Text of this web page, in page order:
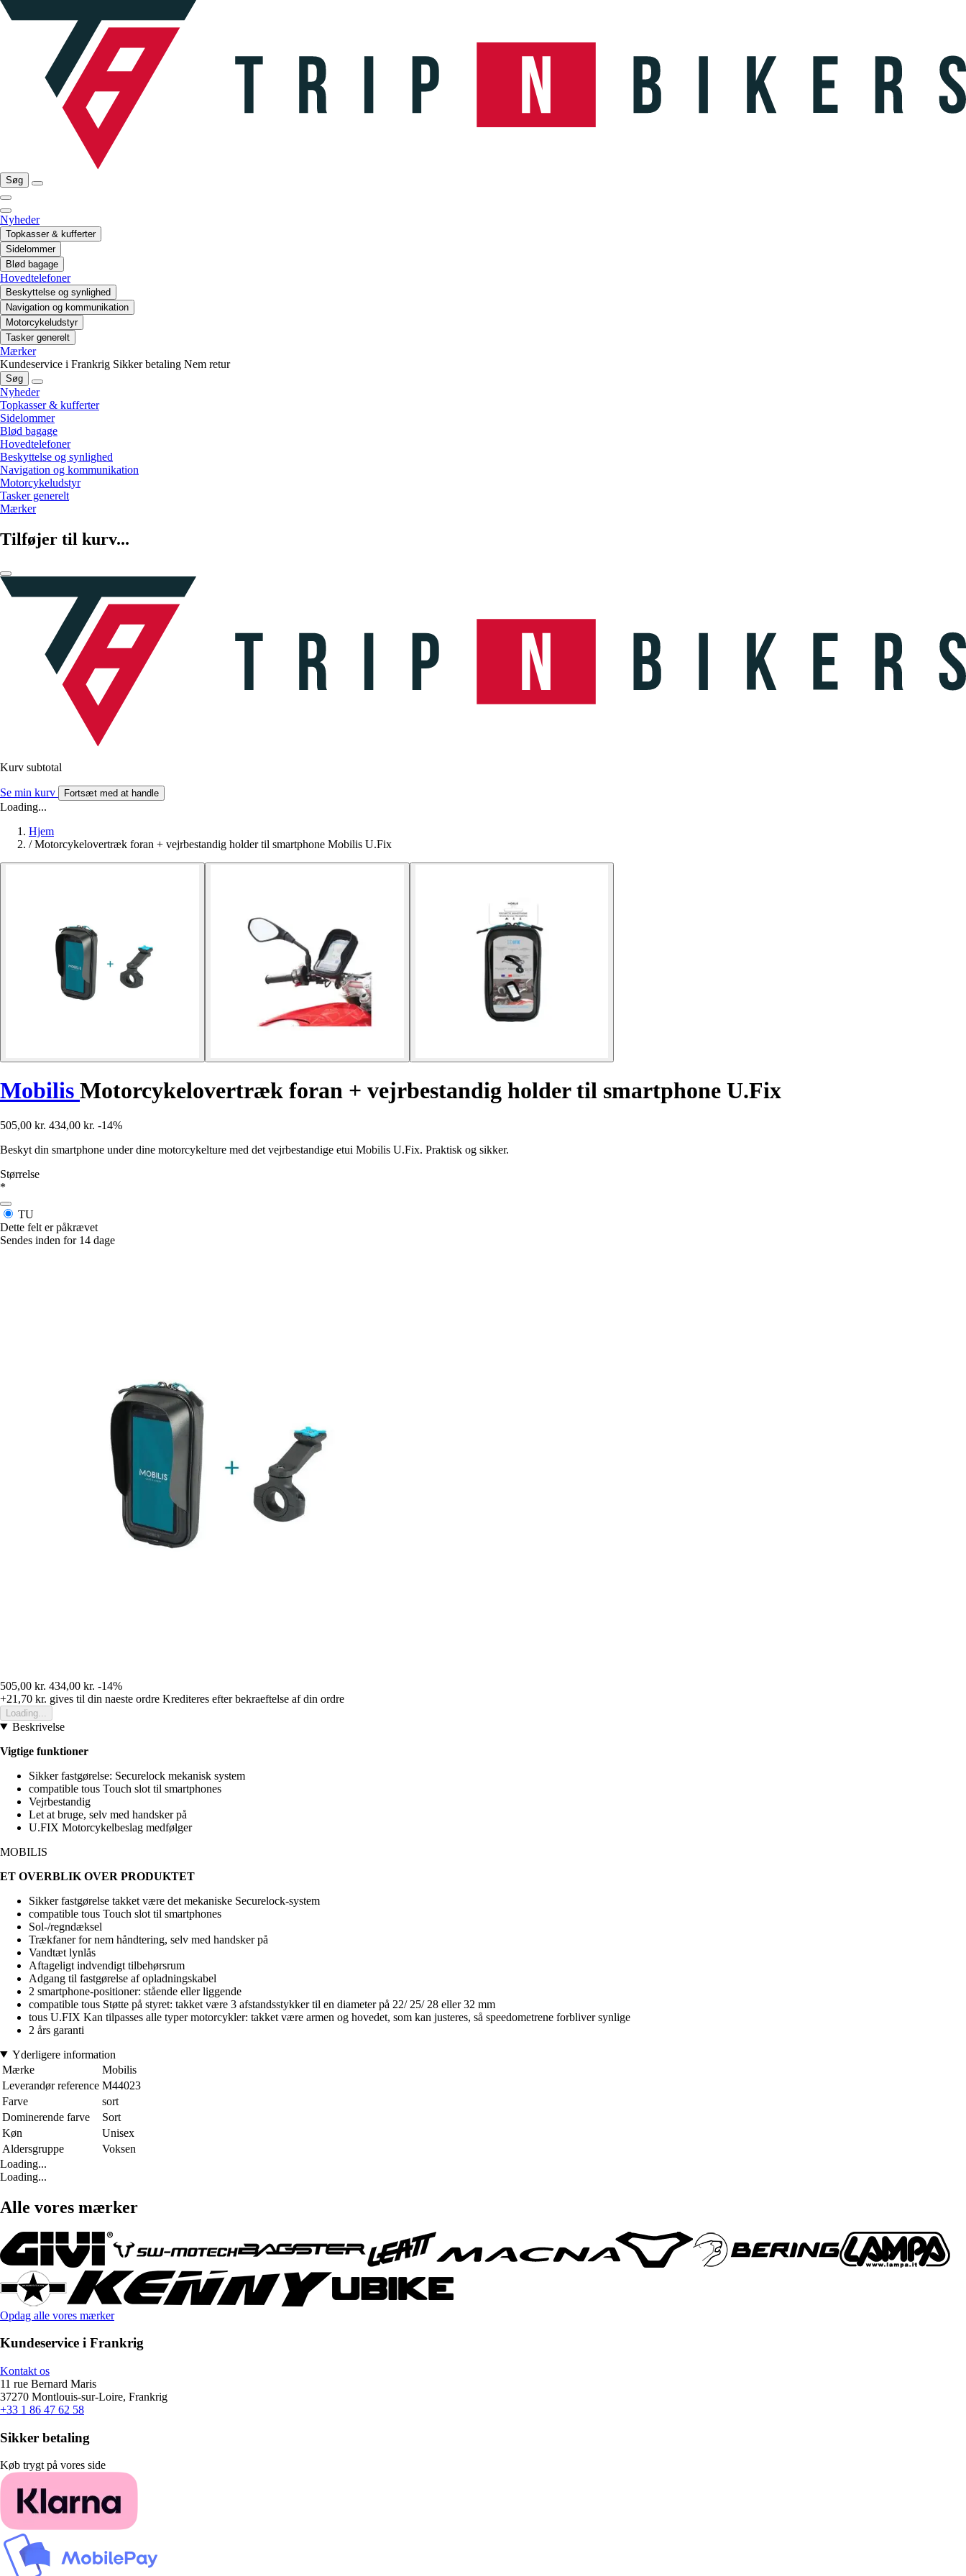
Søg
Nyheder
Topkasser & kufferter
Sidelommer
Blød bagage
Hovedtelefoner
Beskyttelse og synlighed
Navigation og kommunikation
Motorcykeludstyr
Tasker generelt
Mærker
Kundeservice i Frankrig Sikker betaling Nem retur
Søg
Nyheder
Topkasser & kufferter
Sidelommer
Blød bagage
Hovedtelefoner
Beskyttelse og synlighed
Navigation og kommunikation
Motorcykeludstyr
Tasker generelt
Mærker
Tilføjer til kurv...
Kurv subtotal
Se min kurv Fortsæt med at handle
Loading...
Hjem
/ Motorcykelovertræk foran + vejrbestandig holder til smartphone Mobilis U.Fix
Mobilis Motorcykelovertræk foran + vejrbestandig holder til smartphone U.Fix
505,00 kr. 434,00 kr. -14%
Beskyt din smartphone under dine motorcykelture med det vejrbestandige etui Mobilis U.Fix. Praktisk og sikker.
Størrelse
*
TU
Dette felt er påkrævet
Sendes inden for 14 dage
505,00 kr. 434,00 kr. -14%
+21,70 kr. gives til din naeste ordre Krediteres efter bekraeftelse af din ordre
Loading...
Beskrivelse
Vigtige funktioner
Sikker fastgørelse: Securelock mekanisk system
compatible tous Touch slot til smartphones
Vejrbestandig
Let at bruge, selv med handsker på
U.FIX Motorcykelbeslag medfølger
MOBILIS
ET OVERBLIK OVER PRODUKTET
Sikker fastgørelse takket være det mekaniske Securelock-system
compatible tous Touch slot til smartphones
Sol-/regndæksel
Trækfaner for nem håndtering, selv med handsker på
Vandtæt lynlås
Aftageligt indvendigt tilbehørsrum
Adgang til fastgørelse af opladningskabel
2 smartphone-positioner: stående eller liggende
compatible tous Støtte på styret: takket være 3 afstandsstykker til en diameter på 22/ 25/ 28 eller 32 mm
tous U.FIX Kan tilpasses alle typer motorcykler: takket være armen og hovedet, som kan justeres, så speedometrene forbliver synlige
2 års garanti
Yderligere information
Mærke
Mobilis
Leverandør reference M44023
Farve
sort
Dominerende farve
Sort
Køn
Unisex
Aldersgruppe
Voksen
Loading...
Loading...
Alle vores mærker
Opdag alle vores mærker
Kundeservice i Frankrig
Kontakt os
11 rue Bernard Maris
37270 Montlouis-sur-Loire, Frankrig
+33 1 86 47 62 58
Sikker betaling
Køb trygt på vores side